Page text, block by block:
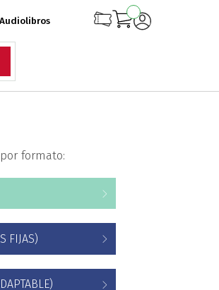
Ciencias
formato:
FIJAS)